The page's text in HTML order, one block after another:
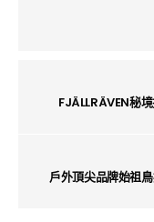
FJÄLLRÄVEN秘
戶外頂尖品牌始祖